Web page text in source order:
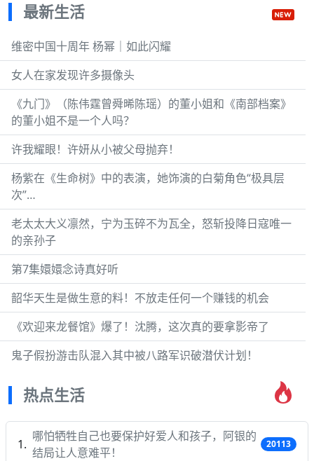
最新生活
维密中国十周年 杨幂｜如此闪耀
女人在家发现许多摄像头
《九门》（陈伟霆曾舜晞陈瑶）的董小姐和《南部档案》
的董小姐不是一个人吗？
许我耀眼！许妍从小被父母抛弃！
杨紫在《生命树》中的表演，她饰演的白菊角色“极具层
次”…
老太太大义凛然，宁为玉碎不为瓦全，怒斩投降日寇唯一
的亲孙子
第7集嬛嬛念诗真好听
韶华天生是做生意的料！不放走任何一个赚钱的机会
《欢迎来龙餐馆》爆了！沈腾，这次真的要拿影帝了
鬼子假扮游击队混入其中被八路军识破潜伏计划！
热点生活
哪怕牺牲自己也要保护好爱人和孩子，阿银的
结局让人意难平！
20113